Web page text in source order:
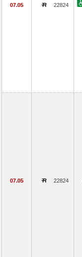
07.05 22824
07.05 22824